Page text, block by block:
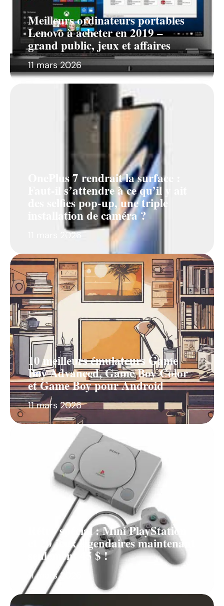
Meilleurs ordinateurs portables
Lenovo à acheter en 2019 –
grand public, jeux et affaires
11 mars 2026
OnePlus 7 rendrait la surface :
Faut-il s’attendre à ce qu’il y ait
des selfies pop-up, une triple
installation de caméra ?
11 mars 2026
10 meilleurs émulateurs Game
Boy Advanced, Game Boy Color
et Game Boy pour Android
11 mars 2026
Rétro spécial : Mini PlayStation
et 20 jeux légendaires maintenant
seulement 45 $ !
11 mars 2026